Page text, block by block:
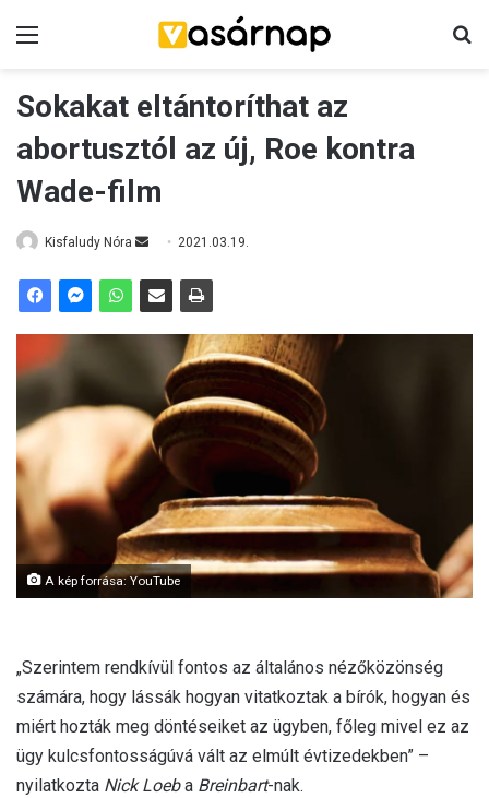
Sokakat eltántoríthat az
abortusztól az új, Roe kontra
Wade-film
Kisfaludy Nóra
n
m
a
2021.03.19.
A kép forrása: YouTube
„Szerintem rendkívül fontos az általános nézőközönség
számára, hogy lássák hogyan vitatkoztak a bírók, hogyan és
miért hozták meg döntéseiket az ügyben, főleg mivel ez az
ügy kulcsfontosságúvá vált az elmúlt évtizedekben” –
nyilatkozta Nick Loeba Breinbart-nak.